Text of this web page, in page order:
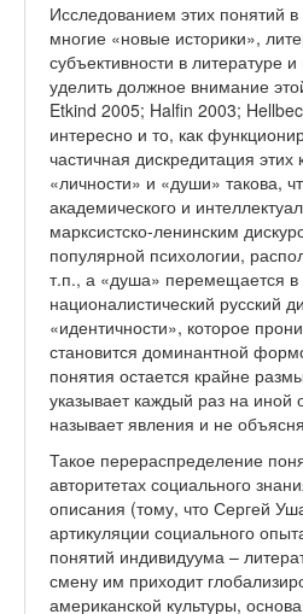
Исследованием этих понятий
многие «новые историки»,
субъективности в литературе
уделить должное внимание
Etkind 2005; Halfin 2003;
интересно и то, как
частичная дискредитация
«личности» и «души» такова,
академического и
марксистско-ленинским
популярной психологии,
т.п., а «душа» перемещается в
националистический русский
«идентичности», которое
становится доминантной
понятия остается крайне
указывает каждый раз на
называет явления и не
Такое перераспределение
авторитетах социального
описания (тому, что Сергей
артикуляции социального
понятий индивидуума –
смену им приходит
американской культуры,